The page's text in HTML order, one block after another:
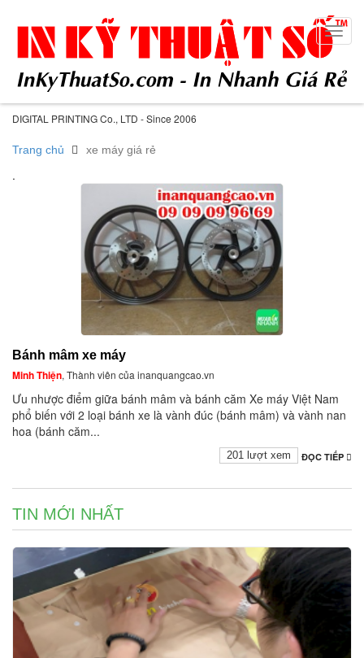
DIGITAL PRINTING Co., LTD - Since 2006
Trang chủ xe máy giá rẻ
.
Bánh mâm xe máy
Minh Thiện, Thành viên của inanquangcao.vn
Ưu nhược điểm giữa bánh mâm và bánh căm Xe máy Việt Nam
phổ biến với 2 loại bánh xe là vành đúc (bánh mâm) và vành nan
hoa (bánh căm...
ĐỌC TIẾP
201 lượt xem
TIN MỚI NHẤT